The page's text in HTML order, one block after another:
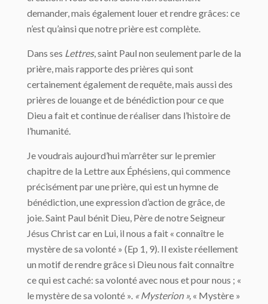
demander, mais également louer et rendre grâces: ce
n’est qu’ainsi que notre prière est complète.
Dans ses Lettres, saint Paul non seulement parle de la
prière, mais rapporte des prières qui sont
certainement également de requête, mais aussi des
prières de louange et de bénédiction pour ce que
Dieu a fait et continue de réaliser dans l’histoire de
l’humanité.
Je voudrais aujourd’hui m’arrêter sur le premier
chapitre de la Lettre aux Éphésiens, qui commence
précisément par une prière, qui est un hymne de
bénédiction, une expression d’action de grâce, de
joie. Saint Paul bénit Dieu, Père de notre Seigneur
Jésus Christ car en Lui, il nous a fait « connaître le
mystère de sa volonté » (Ep 1, 9). Il existe réellement
un motif de rendre grâce si Dieu nous fait connaître
ce qui est caché: sa volonté avec nous et pour nous ; «
le mystère de sa volonté ». « Mysterion », « Mystère »